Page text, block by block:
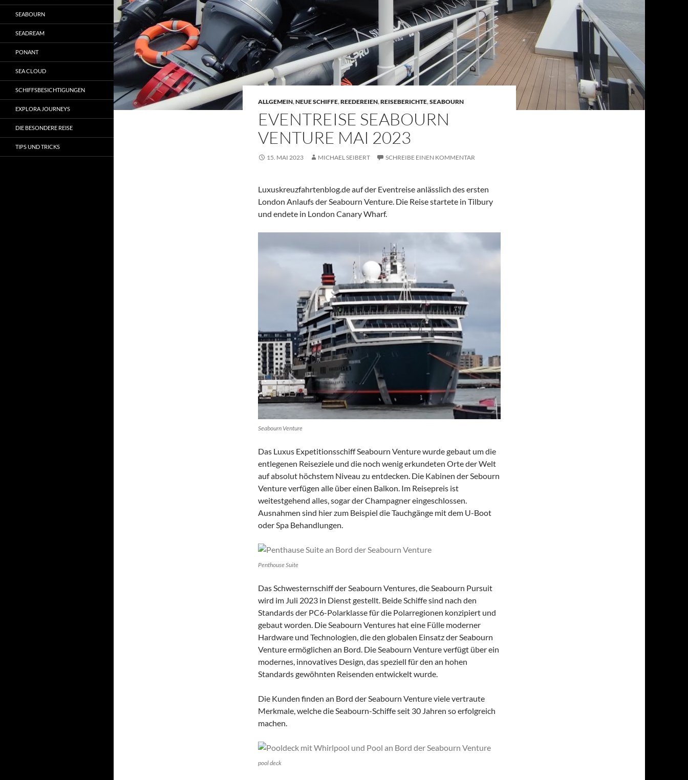
ALLGEMEIN,NEUE SCHIFFE,REEDEREIEN,REISEBERICHTE,SEABOURN
EVENTREISE SEABOURN
VENTURE MAI 2023
15. MAI 2023 MICHAEL SEIBERT SCHREIBE EINEN KOMMENTAR
Luxuskreuzfahrtenblog.de auf der Eventreise anlässlich des ersten
London Anlaufs der Seabourn Venture. Die Reise startete in Tilbury
und endete in London Canary Wharf.
Seabourn Venture
Das Luxus Expetitionsschiff Seabourn Venture wurde gebaut um die
entlegenen Reiseziele und die noch wenig erkundeten Orte der Welt
auf absolut höchstem Niveau zu entdecken. Die Kabinen der Sebourn
Venture verfügen alle über einen Balkon. Im Reisepreis ist
weitestgehend alles, sogar der Champagner eingeschlossen.
Ausnahmen sind hier zum Beispiel die Tauchgänge mit dem U-Boot
oder Spa Behandlungen.
Penthouse Suite
Das Schwesternschiff der Seabourn Ventures, die Seabourn Pursuit
wird im Juli 2023 in Dienst gestellt. Beide Schiffe sind nach den
Standards der PC6-Polarklasse für die Polarregionen konzipiert und
gebaut worden. Die Seabourn Ventures hat eine Fülle moderner
Hardware und Technologien, die den globalen Einsatz der Seabourn
Venture ermöglichen an Bord. Die Seabourn Venture verfügt über ein
modernes, innovatives Design, das speziell für den an hohen
Standards gewöhnten Reisenden entwickelt wurde.
Die Kunden finden an Bord der Seabourn Venture viele vertraute
Merkmale, welche die Seabourn-Schiffe seit 30 Jahren so erfolgreich
machen.
pool deck
SEABOURN
SEADREAM
PONANT
SEA CLOUD
SCHIFFSBESICHTIGUNGEN
EXPLORA JOURNEYS
DIE BESONDERE REISE
TIPS UND TRICKS